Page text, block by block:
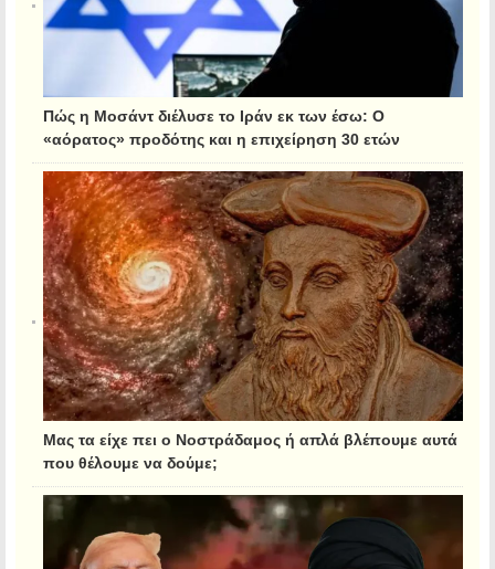
Πώς η Μοσάντ διέλυσε το Ιράν εκ των έσω: Ο
«αόρατος» προδότης και η επιχείρηση 30 ετών
Μας τα είχε πει ο Νοστράδαμος ή απλά βλέπουμε αυτά
που θέλουμε να δούμε;